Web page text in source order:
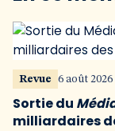
Revue 6 août 2026
Sortie du
milliardaires